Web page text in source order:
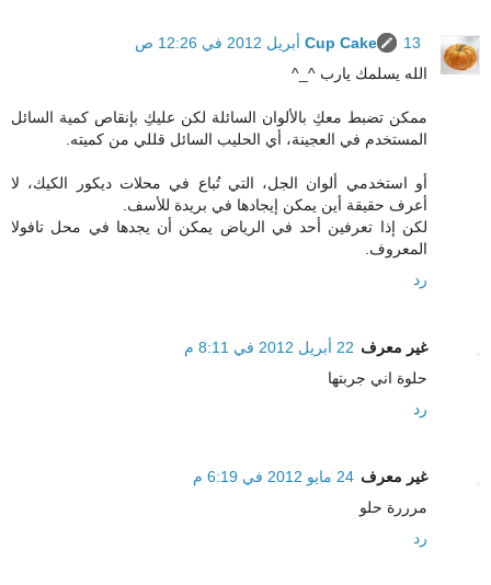
Cup Cake
13 أبريل 2012 في 12:26 ص
الله يسلمك يارب ^_^
ممكن تضبط معكِ بالألوان السائلة لكن عليكِ بإنقاص كمية السائل
المستخدم في العجينة، أي الحليب السائل قللي من كميته.
أو استخدمي ألوان الجل، التي تُباع في محلات ديكور الكيك، لا
أعرف حقيقة أين يمكن إيجادها في بريدة للأسف.
لكن إذا تعرفين أحد في الرياض يمكن أن يجدها في محل تافولا
المعروف.
رد
غير معرف 22 أبريل 2012 في 8:11 م
حلوة اني جربتها
رد
غير معرف 24 مايو 2012 في 6:19 م
مرررة حلو
رد